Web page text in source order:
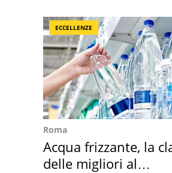
ECCELLENZE
Roma
Acqua frizzante, la
delle migliori al